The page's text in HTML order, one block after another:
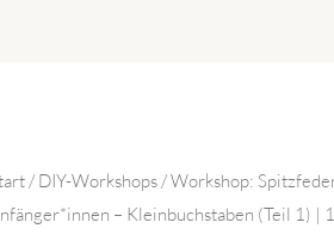
/ DIY-Workshops / Workshop:
– Kleinbuchstaben (Teil 1) |